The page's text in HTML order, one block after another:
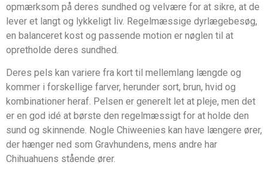
opmærksom på deres sundhed og velvære for at sikre, at de
lever et langt og lykkeligt liv. Regelmæssige dyrlægebesøg,
en balanceret kost og passende motion er nøglen til at
opretholde deres sundhed.
Deres pels kan variere fra kort til mellemlang længde og
kommer i forskellige farver, herunder sort, brun, hvid og
kombinationer heraf. Pelsen er generelt let at pleje, men det
er en god idé at børste den regelmæssigt for at holde den
sund og skinnende. Nogle Chiweenies kan have længere ører,
der hænger ned som Gravhundens, mens andre har
Chihuahuens stående ører.